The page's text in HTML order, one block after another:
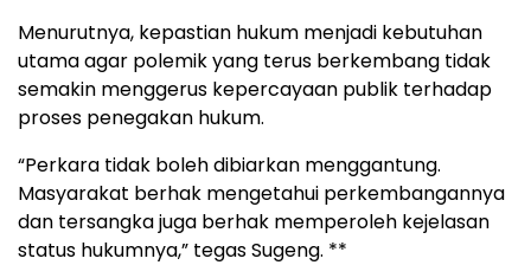
Menurutnya, kepastian hukum menjadi kebutuhan
utama agar polemik yang terus berkembang tidak
semakin menggerus kepercayaan publik terhadap
proses penegakan hukum.
“Perkara tidak boleh dibiarkan menggantung.
Masyarakat berhak mengetahui perkembangannya
dan tersangka juga berhak memperoleh kejelasan
status hukumnya,” tegas Sugeng. **